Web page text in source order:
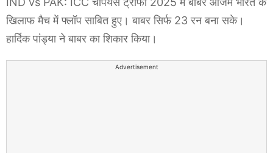
खिलाफ मैच में फ्लॉप साबित हुए। बाबर सिर्फ 23 रन बना सके।
हार्दिक पांड्या ने बाबर का शिकार किया।
Advertisement